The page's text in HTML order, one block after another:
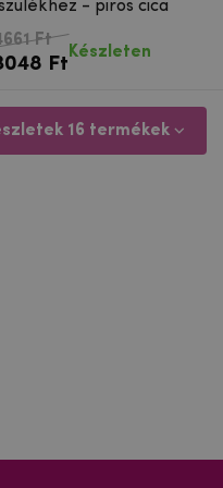
- piros cica
Ft
Ft
Készleten
16 termékek